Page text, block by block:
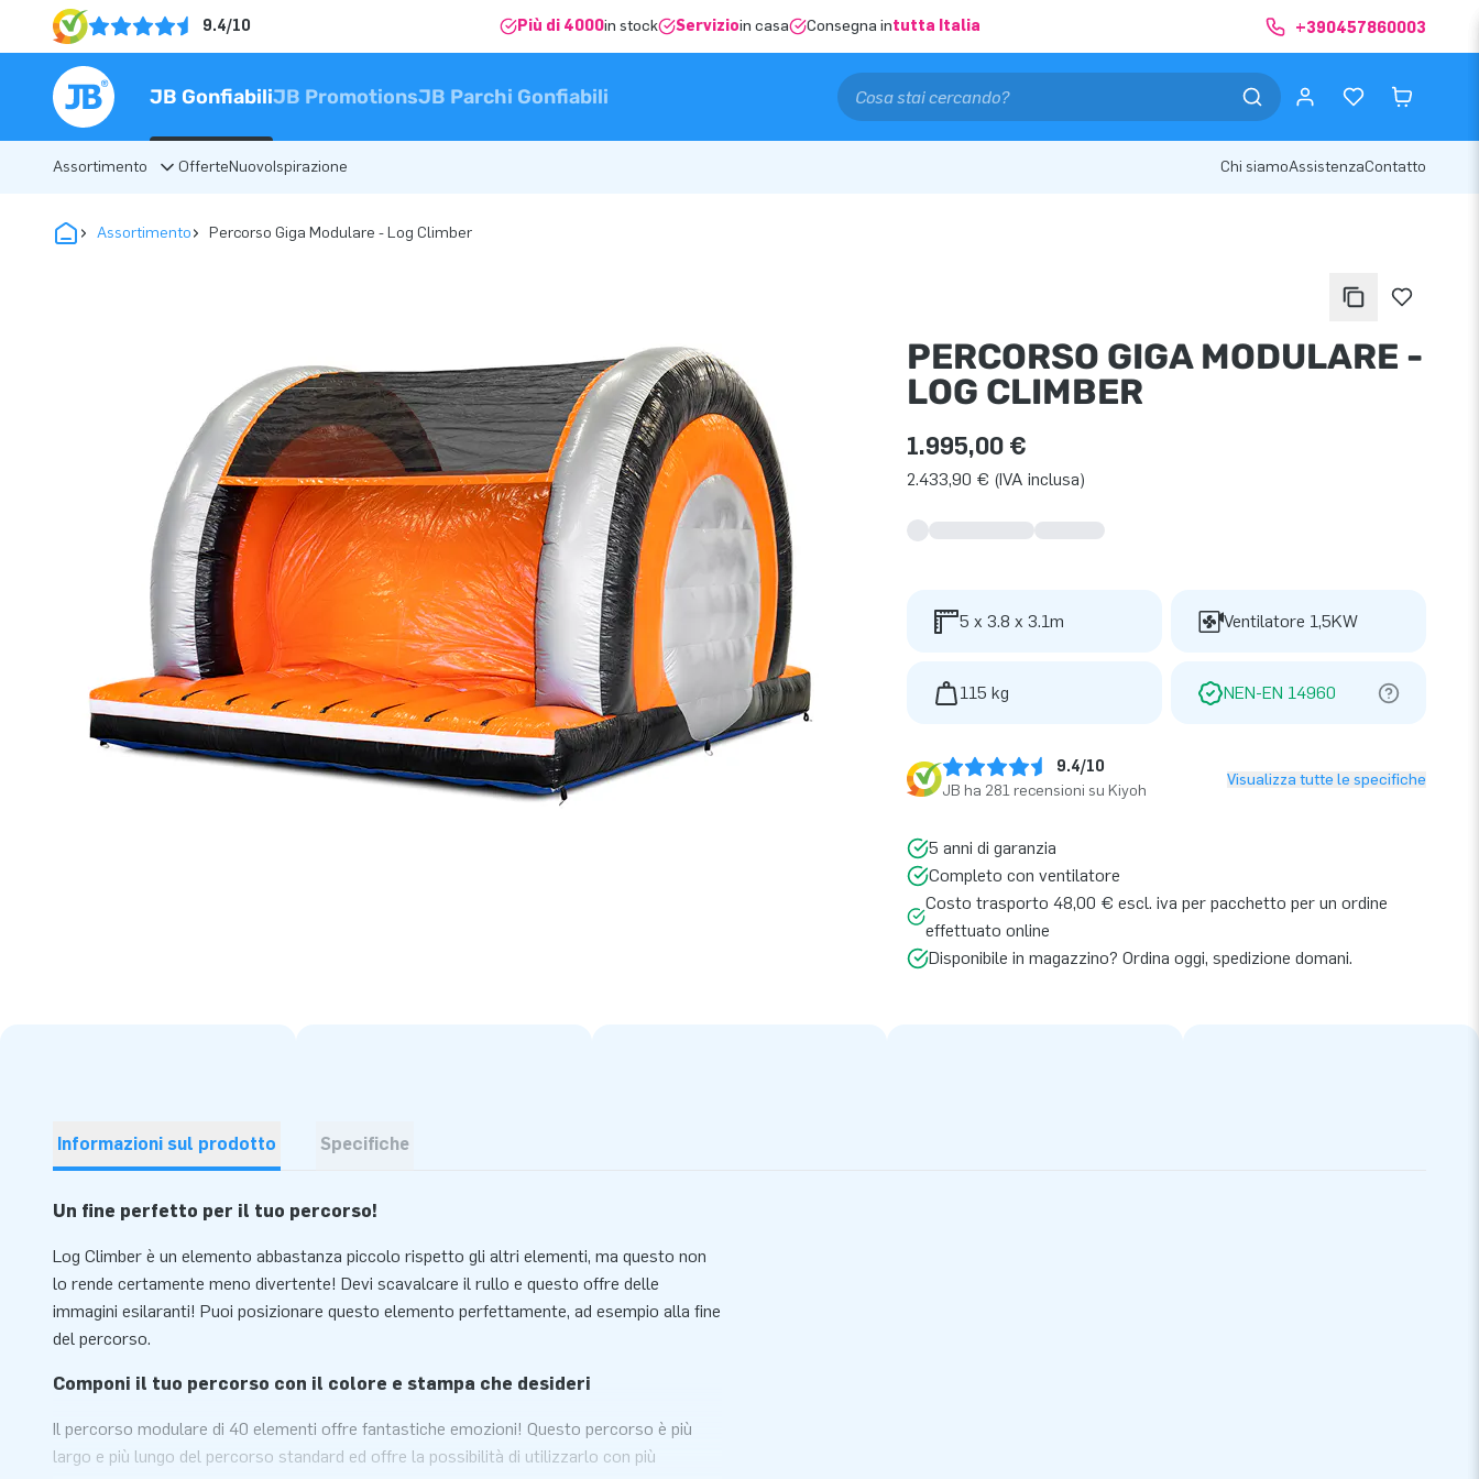
9.4/10 Più di 4000in stock Servizioin casa Consegna intutta Italia +390457860003
JB GonfiabiliJB PromotionsJB Parchi Gonfiabili
Assortimento OfferteNuovoIspirazione Chi siamoAssistenzaContatto
Assortimento Percorso Giga Modulare - Log Climber
PERCORSO GIGA MODULARE -
LOG CLIMBER
1.995,00 €
2.433,90 € (IVA inclusa)
5 x 3.8 x 3.1m Ventilatore 1,5KW
115 kg NEN-EN 14960
9.4/10
JB ha 281 recensioni su Kiyoh
Visualizza tutte le specifiche
5 anni di garanzia
Completo con ventilatore
Costo trasporto 48,00 € escl. iva per pacchetto per un ordine
effettuato online
Disponibile in magazzino? Ordina oggi, spedizione domani.
Informazioni sul prodotto Specifiche
Un fine perfetto per il tuo percorso!
Log Climber è un elemento abbastanza piccolo rispetto gli altri elementi, ma questo non
lo rende certamente meno divertente! Devi scavalcare il rullo e questo offre delle
immagini esilaranti! Puoi posizionare questo elemento perfettamente, ad esempio alla fine
del percorso.
Componi il tuo percorso con il colore e stampa che desideri
Il percorso modulare di 40 elementi offre fantastiche emozioni! Questo percorso è più
largo e più lungo del percorso standard ed offre la possibilità di utilizzarlo con più